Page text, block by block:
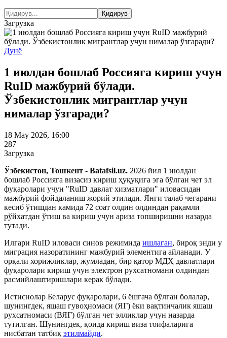
Загрузка
Дунё
1 июлдан бошлаб Россияга кириш учун
RuID мажбурий бўлади.
Ўзбекистонлик мигрантлар учун
нималар ўзгаради?
18 May 2026, 16:00
287
Загрузка
Ўзбекистон, Тошкент - Batafsil.uz. 2026 йил 1 июлдан
бошлаб Россияга визасиз кириш ҳуқуқига эга бўлган чет эл
фуқаролари учун "RuID давлат хизматлари" иловасидан
мажбурий фойдаланиш жорий этилади. Янги талаб чегарани
кесиб ўтишдан камида 72 соат олдин олдиндан рақамли
рўйхатдан ўтиш ва кириш учун ариза топширишни назарда
тутади.
Илгари RuID иловаси синов режимида ишлаган, бироқ энди у
миграция назоратининг мажбурий элементига айланади. У
орқали хорижликлар, жумладан, бир қатор МДҲ давлатлари
фуқаролари кириш учун электрон рухсатномани олдиндан
расмийлаштиришлари керак бўлади.
Истиснолар Беларус фуқаролари, 6 ёшгача бўлган болалар,
шунингдек, яшаш гувоҳномаси (ЯГ) ёки вақтинчалик яшаш
рухсатномаси (ВЯГ) бўлган чет элликлар учун назарда
тутилган. Шунингдек, қоида кириш виза тоифаларига
нисбатан татбиқ этилмайди.